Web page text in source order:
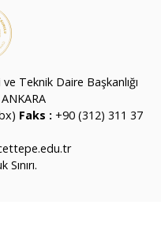
Teknik Daire Başkanlığı
Faks : +90 (312) 311 37
.